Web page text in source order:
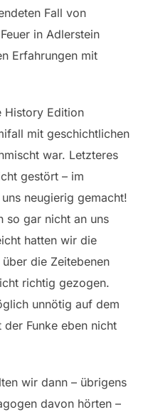
Fall von
in Adlerstein
Erfahrungen mit
History Edition
mit geschichtlichen
war. Letzteres
gestört – im
neugierig gemacht!
so gar nicht an uns
hatten wir die
die Zeitebenen
richtig gezogen.
unnötig auf dem
Funke eben nicht
wir dann – übrigens
davon hörten –